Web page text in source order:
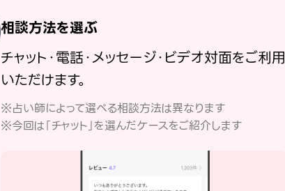
相談方法を選ぶ
チャット・電話・メッセージ・ビデオ対面をご利用
いただけます。
※占い師によって選べる相談方法は異なります
※今回は「チャット」を選んだケースをご紹介します